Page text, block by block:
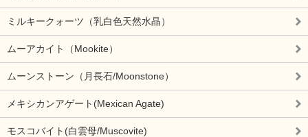
ミルキークォーツ（乳白色天然水晶）
ムーアカイト（Mookite）
ムーンストーン（月長石/Moonstone）
メキシカンアゲート(Mexican Agate)
モスコバイト(白雲母/Muscovite)